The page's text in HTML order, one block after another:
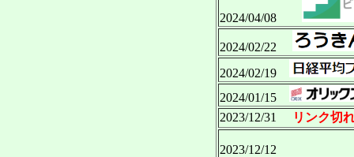
2024/04/08
2024/02/22
2024/02/19
2024/01/15
2023/12/31
リンク切
2023/12/